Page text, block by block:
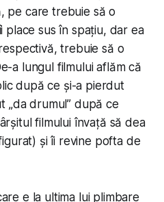
pe care trebuie să o
place sus în spațiu, dar ea
trebuie să o
a lungul filmului aflăm că
după ce și-a pierdut
„da drumul” după ce
filmului învață să dea
și îi revine pofta de
e la ultima lui plimbare